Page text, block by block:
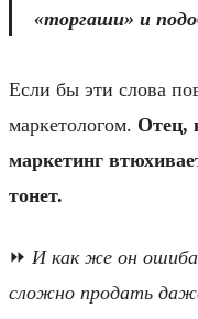
«торгаши» и
Если бы эти слова
маркетологом. Отец,
маркетинг
тонет.
⏩️ И как же он
сложно продать